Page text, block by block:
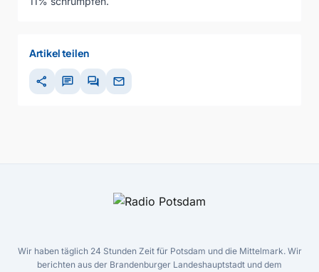
Artikel teilen
share chat forum mail
Wir haben täglich 24 Stunden Zeit für Potsdam und die Mittelmark. Wir
berichten aus der Brandenburger Landeshauptstadt und dem